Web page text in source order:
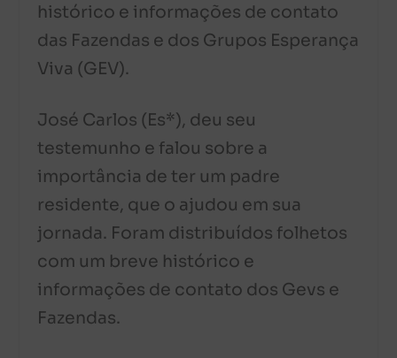
histórico e informações de contato
das Fazendas e dos Grupos Esperança
Viva (GEV).
José Carlos (Es*), deu seu
testemunho e falou sobre a
importância de ter um padre
residente, que o ajudou em sua
jornada. Foram distribuídos folhetos
com um breve histórico e
informações de contato dos Gevs e
Fazendas.